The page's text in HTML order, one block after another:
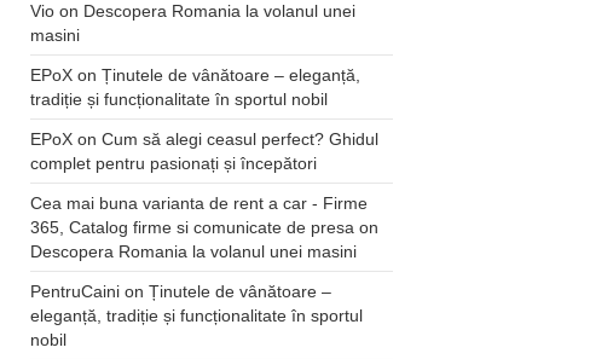
Vio on Descopera Romania la volanul unei
masini
EPoX on Ținutele de vânătoare – eleganță,
tradiție și funcționalitate în sportul nobil
EPoX on Cum să alegi ceasul perfect? Ghidul
complet pentru pasionați și începători
Cea mai buna varianta de rent a car - Firme
365, Catalog firme si comunicate de presa on
Descopera Romania la volanul unei masini
PentruCaini on Ținutele de vânătoare –
eleganță, tradiție și funcționalitate în sportul
nobil